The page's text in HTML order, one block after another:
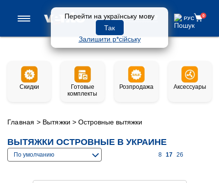
Перейти на українську мову
Так
Залишити р*сійську
0 800 33-97-57 РУС
РУС 0
Скидки
Готовые
комплекты
Розпродажа Аксессуары
Главная > Вытяжки >Островные вытяжки
ВЫТЯЖКИ ОСТРОВНЫЕ В УКРАИНЕ
По умолчанию 8 17 26